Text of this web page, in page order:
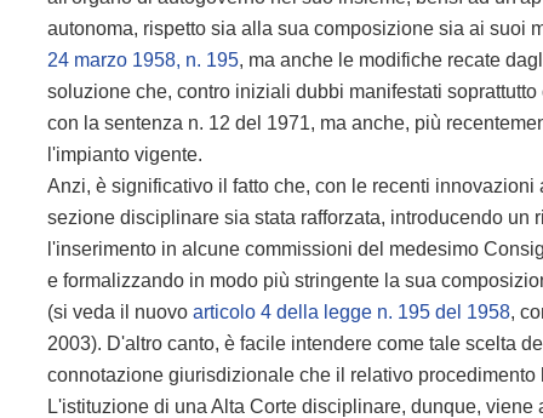
autonoma, rispetto sia alla sua composizione sia ai
24 marzo 1958, n. 195, ma anche le modifiche recate
soluzione che, contro iniziali dubbi manifestati
con la sentenza n. 12 del 1971, ma anche, più
l'impianto vigente.
Anzi, è significativo il fatto che, con le recenti
sezione disciplinare sia stata rafforzata, introducendo
l'inserimento in alcune commissioni del medesimo
e formalizzando in modo più stringente la sua
(si veda il nuovoarticolo 4 della legge n. 195 del 1958,
2003). D'altro canto, è facile intendere come tale scelta
connotazione giurisdizionale che il relativo procedimento
L'istituzione di una Alta Corte disciplinare, dunque,